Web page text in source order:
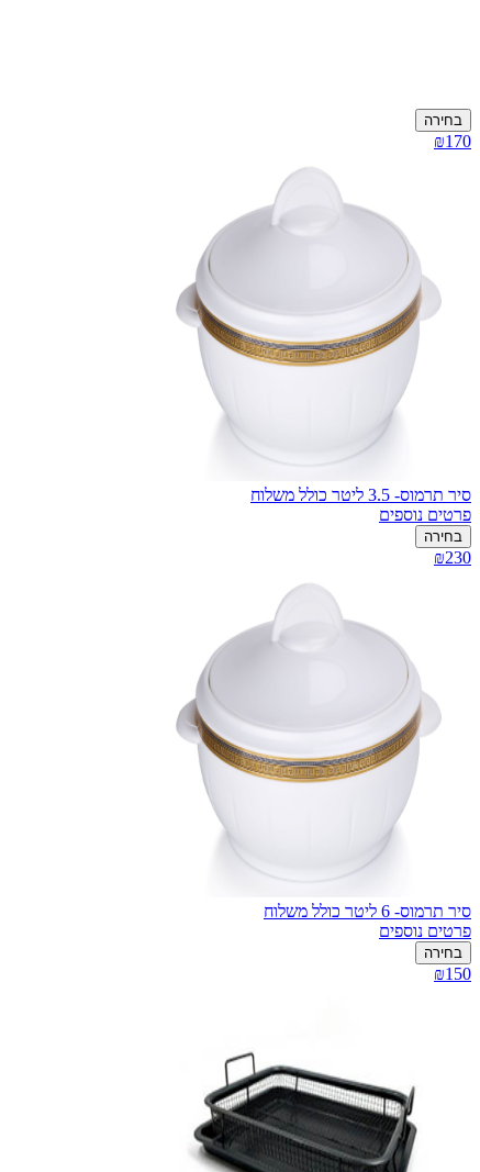
בחירה
₪170
סיר תרמוס- 3.5 ליטר כולל משלוח
פרטים נוספים
בחירה
₪230
סיר תרמוס- 6 ליטר כולל משלוח
פרטים נוספים
בחירה
₪150